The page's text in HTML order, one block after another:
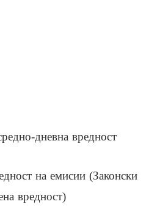
дневна вредност
на емисии (Законски
вредност)